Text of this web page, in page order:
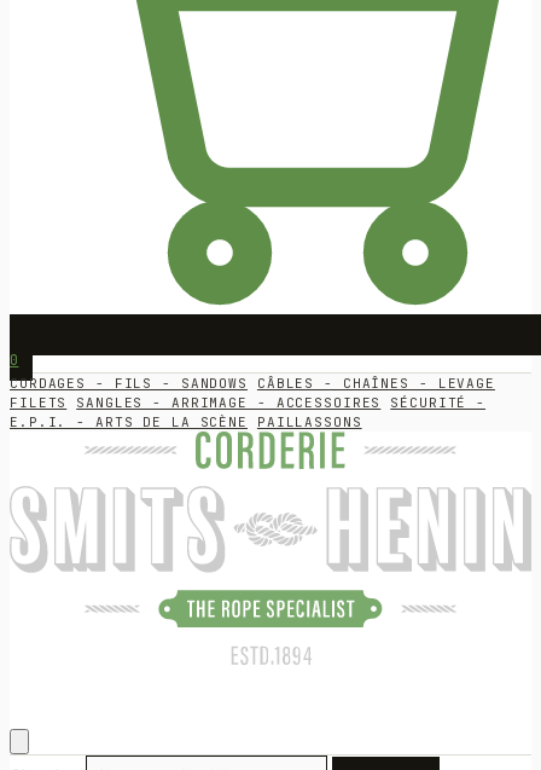
0
CORDAGES - FILS - SANDOWS
CÂBLES - CHAÎNES - LEVAGE
FILETS
SANGLES - ARRIMAGE - ACCESSOIRES
SÉCURITÉ -
E.P.I. - ARTS DE LA SCÈNE
PAILLASSONS